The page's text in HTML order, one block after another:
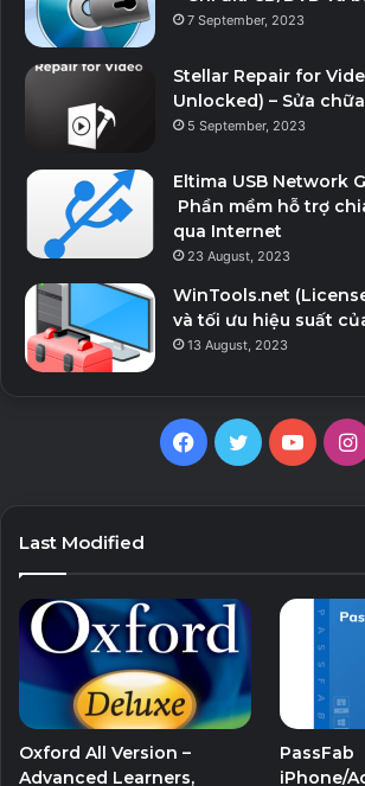
7 September, 2023
Stellar Repair for
Unlocked) – Sửa
5 September, 2023
Eltima USB Network
Phần mềm hỗ trợ
qua Internet
23 August, 2023
WinTools.net
và tối ưu hiệu suất
13 August, 2023
Facebook
Twitter
Last Modified
Oxford All Version –
Advanced Learners,
PassFab
iPhone/